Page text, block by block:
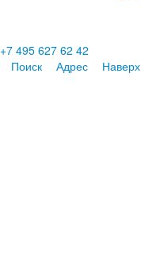
+7 495 627 62 42
Поиск
Адрес Наверх